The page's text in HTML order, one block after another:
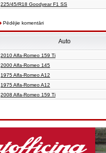
225/45/R18 Goodyear F1 SS
Pēdējie komentāri
Auto
2010 Alfa-Romeo 159 Ti
2000 Alfa-Romeo 145
1975 Alfa-Romeo A12
1975 Alfa-Romeo A12
2008 Alfa-Romeo 159 Ti